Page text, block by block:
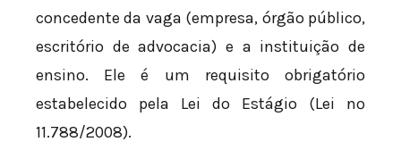
concedente da vaga (empresa, órgão público,
escritório de advocacia) e a instituição de
ensino. Ele é um requisito obrigatório
estabelecido pela Lei do Estágio (Lei nº
11.788/2008).